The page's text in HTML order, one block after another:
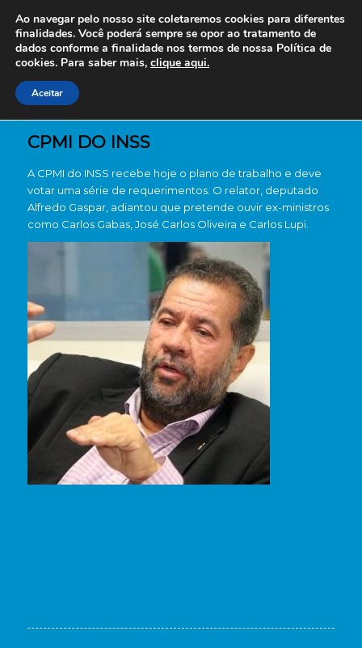
CPMI DO INSS
A CPMI do INSS recebe hoje o plano de trabalho e deve
votar uma série de requerimentos. O relator, deputado
Alfredo Gaspar, adiantou que pretende ouvir ex-ministros
como Carlos Gabas, José Carlos Oliveira e Carlos Lupi.
Ao navegar pelo nosso site coletaremos cookies para diferentes
finalidades. Você poderá sempre se opor ao tratamento de
dados conforme a finalidade nos termos de nossa Política de
cookies. Para saber mais, clique aqui.
Aceitar